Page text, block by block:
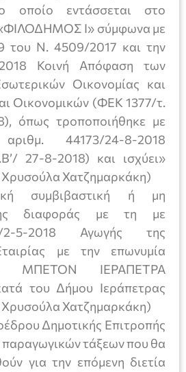
οποίο εντάσσεται στο
Ι» σύμφωνα με
του Ν. 4509/2017 και την
Κοινή Απόφαση των
Οικονομίας και
Οικονομικών (ΦΕΚ 1377/τ.
όπως τροποποιήθηκε με
44173/24-8-2018
27-8-2018) και ισχύει»
Χρυσούλα Χατζημαρκάκη)
συμβιβαστική ή μη
διαφοράς με τη με
2-5-2018 Αγωγής της
με την επωνυμία
ΜΠΕΤΟΝ ΙΕΡΑΠΕΤΡΑ
του Δήμου Ιεράπετρας
Χρυσούλα Χατζημαρκάκη)
Δημοτικής Επιτροπής
παραγωγικών τάξεων που θα
για την επόμενη διετία